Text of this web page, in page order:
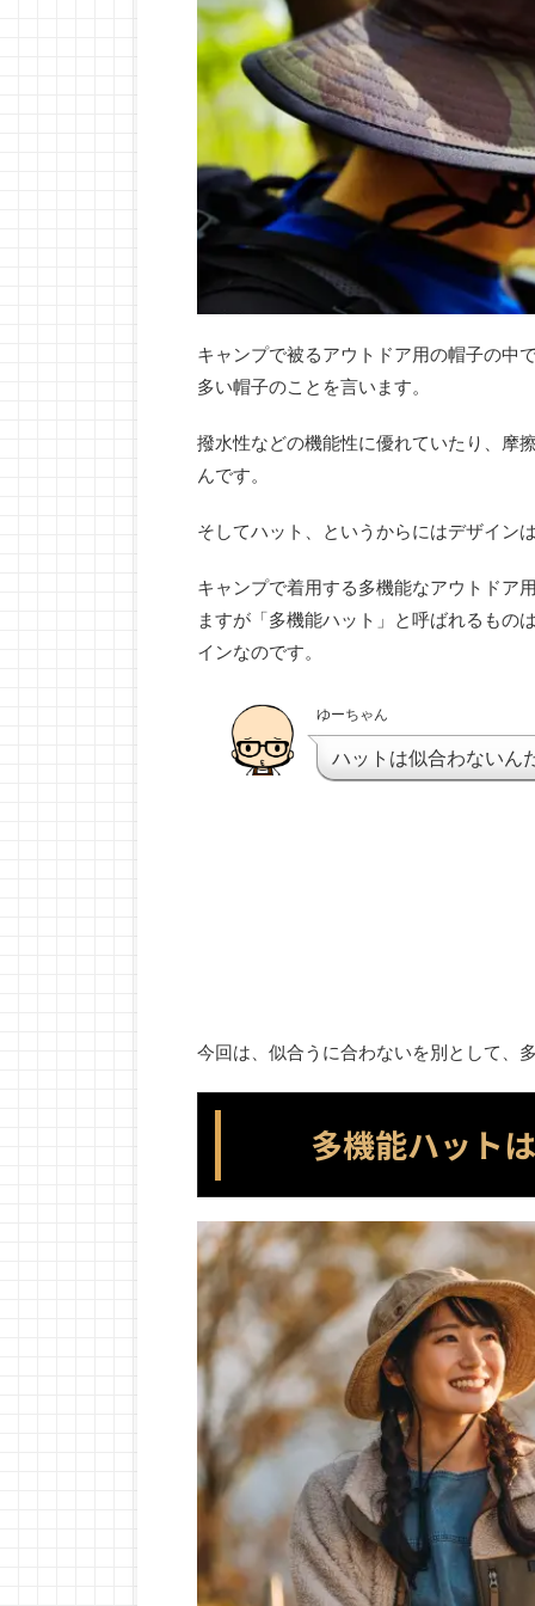
キャンプで被るアウトドア用の帽子の中
多い帽子のことを言います。
撥水性などの機能性に優れていたり、摩
んです。
そしてハット、というからにはデザイン
キャンプで着用する多機能なアウトドア
ますが「多機能ハット」と呼ばれるもの
インなのです。
ゆーちゃん
ハットは似合わないん
今回は、似合うに合わないを別として、
多機能ハット